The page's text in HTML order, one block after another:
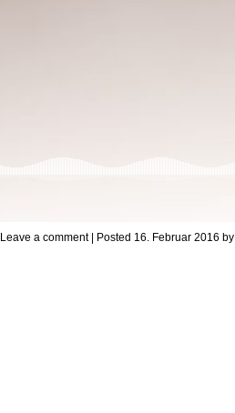
Leave a comment| Posted 16. Februar 2016 by